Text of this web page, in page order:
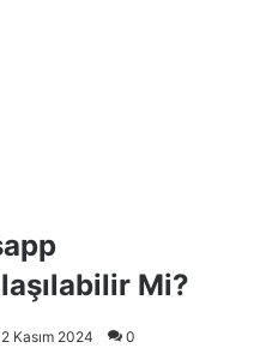
Mi?
Kasım 2024 0